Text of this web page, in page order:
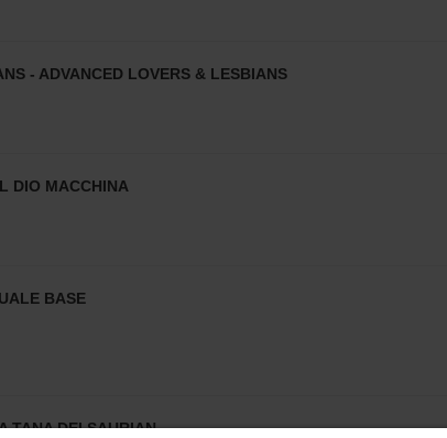
- ADVANCED LOVERS & LESBIANS
DIO MACCHINA
BASE
TANA DEI SAURIAN